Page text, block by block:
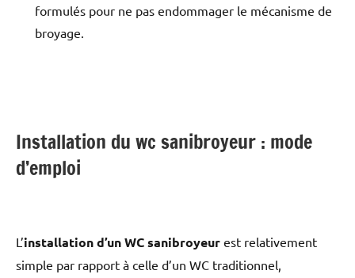
formulés pour ne pas endommager le mécanisme de
broyage.
Installation du wc sanibroyeur : mode
d’emploi
L’installation d’un WC sanibroyeur est relativement
simple par rapport à celle d’un WC traditionnel,